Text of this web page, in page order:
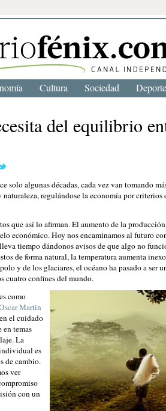
del equilibrio
solo algunas décadas, cada vez van tomando
regulándose la economía por
que así lo afirman. El aumento de la
económico. Hoy nos encaminamos al futuro
tiempo dándonos avisos de que algo no
de forma natural, la temperatura aumenta
y de los glaciares, el océano ha pasado a ser
cuatro confines del mundo.
como
Martin
el cuidado
en temas
La
es
de cambio.
ver
con un
Cultura Sociedad